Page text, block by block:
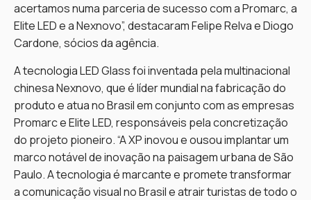
acertamos numa parceria de sucesso com a Promarc, a
Elite LED e a Nexnovo”, destacaram Felipe Relva e Diogo
Cardone, sócios da agência.
A tecnologia LED Glass foi inventada pela multinacional
chinesa Nexnovo, que é líder mundial na fabricação do
produto e atua no Brasil em conjunto com as empresas
Promarc e Elite LED, responsáveis pela concretização
do projeto pioneiro. “A XP inovou e ousou implantar um
marco notável de inovação na paisagem urbana de São
Paulo. A tecnologia é marcante e promete transformar
a comunicação visual no Brasil e atrair turistas de todo o